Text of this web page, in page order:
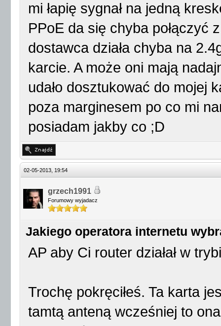
mi łapię sygnał na jedną
PPoE da się chyba połączyć
dostawca działa chyba na
karcie. A może oni mają
udało dosztukować do mojej
poza marginesem po co mi
posiadam jakby co ;D
02-05-2013, 19:54
grzech1991
Forumowy wyjadacz
Jakiego operatora internetu
AP aby Ci router działał w
Trochę pokręciłeś. Ta karta
tamtą anteną wcześniej to